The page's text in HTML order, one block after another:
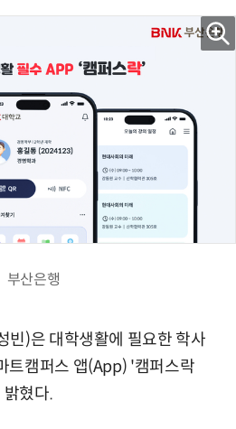
부산은행
빈)은 대학생활에 필요한 학사
트캠퍼스 앱(App) '캠퍼스락
혔다.